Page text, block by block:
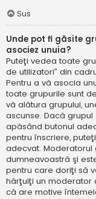
Sus
Unde pot fi găsite
asociez unuia?
Puteţi vedea toate
de utilizatori” din
Pentru a vă asocia
toate grupurile sunt
vă alătura grupului,
ascunse. Dacă
apăsând butonul
pentru înscriere,
adecvat.
dumneavoastră şi
pentru care doriţi să
hărţuiţi un moderator
că are motive